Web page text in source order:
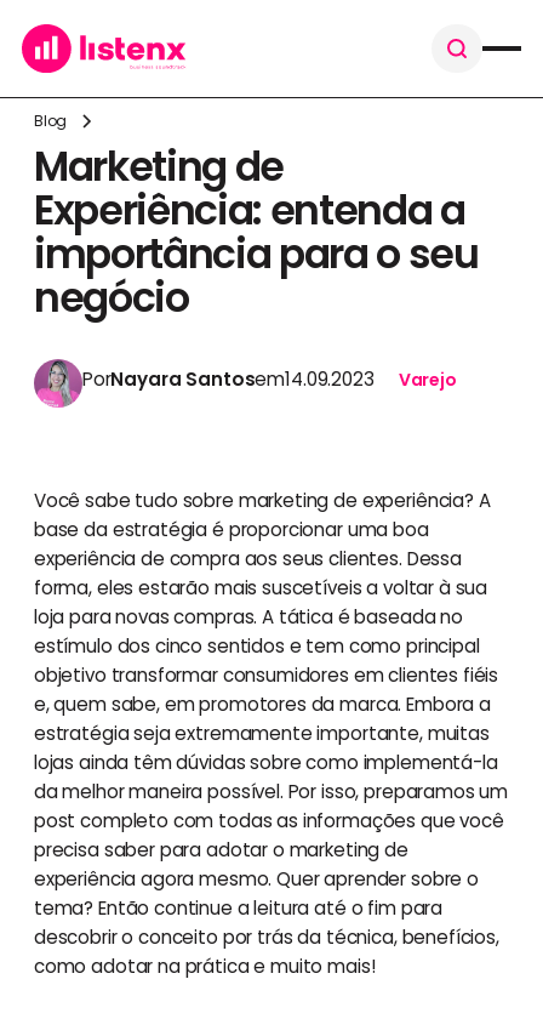
Blog
Marketing de
Experiência: entenda a
importância para o seu
negócio
PorNayara Santosem14.09.2023 Varejo
Você sabe tudo sobre marketing de experiência? A
base da estratégia é proporcionar uma boa
experiência de compra aos seus clientes. Dessa
forma, eles estarão mais suscetíveis a voltar à sua
loja para novas compras. A tática é baseada no
estímulo dos cinco sentidos e tem como principal
objetivo transformar consumidores em clientes fiéis
e, quem sabe, em promotores da marca. Embora a
estratégia seja extremamente importante, muitas
lojas ainda têm dúvidas sobre como implementá-la
da melhor maneira possível. Por isso, preparamos um
post completo com todas as informações que você
precisa saber para adotar o marketing de
experiência agora mesmo. Quer aprender sobre o
tema? Então continue a leitura até o fim para
descobrir o conceito por trás da técnica, benefícios,
como adotar na prática e muito mais!